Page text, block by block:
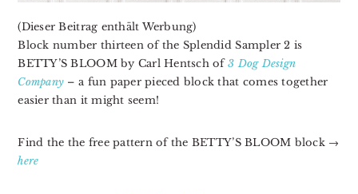
(Dieser Beitrag enthält Werbung)
Block number thirteen of the Splendid Sampler 2 is
BETTY’S BLOOM by Carl Hentsch of3 Dog Design
Company – a fun paper pieced block that comes together
easier than it might seem!
Find the the free pattern of the BETTY’S BLOOM block →
here